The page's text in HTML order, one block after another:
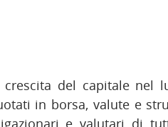
del capitale nel
in borsa, valute e
e valutari di